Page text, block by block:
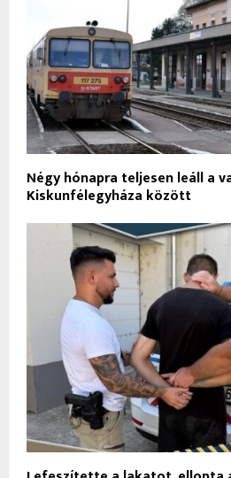
Négy hónapra teljesen leáll a
Kiskunfélegyháza között